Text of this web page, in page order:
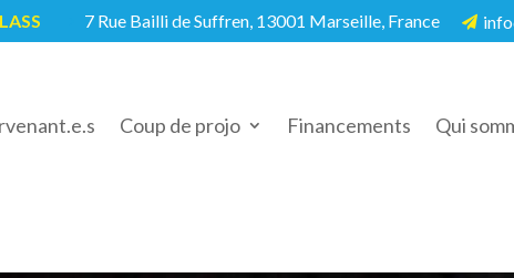
7 Rue Bailli de Suffren, 13001 Marseille, France 
Coup de projo Financements Qui